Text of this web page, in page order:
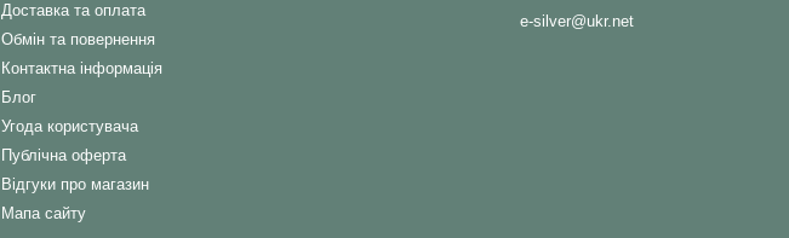
Доставка та оплата
Обмін та повернення
Контактна інформація
Блог
Угода користувача
Публічна оферта
Відгуки про магазин
Мапа сайту
e-silver@ukr.net